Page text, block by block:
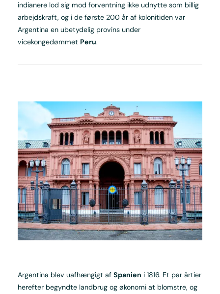
indianere lod sig mod forventning ikke udnytte som billig
arbejdskraft, og i de første 200 år af kolonitiden var
Argentina en ubetydelig provins under
vicekongedømmet Peru.
Argentina blev uafhængigt af Spanien i 1816. Et par årtier
herefter begyndte landbrug og økonomi at blomstre, og